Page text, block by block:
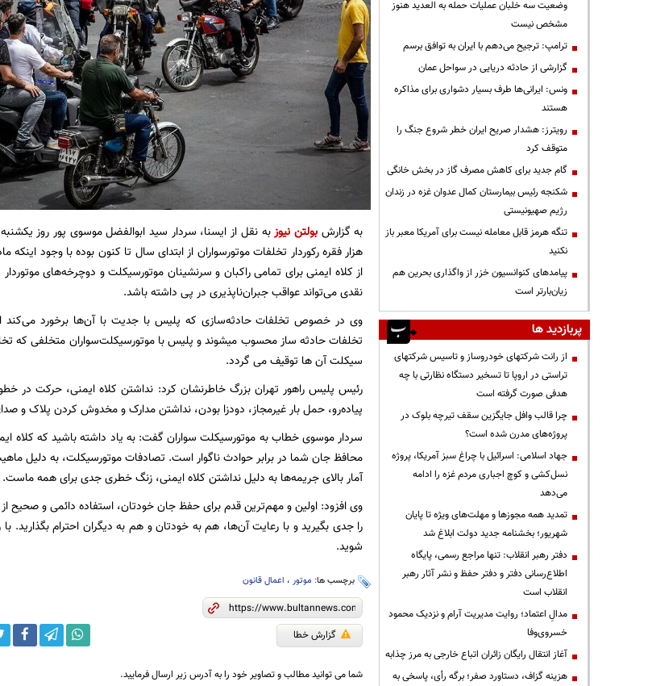
به گزارشبولتن نیوز
از کلاه ایمنی برای تمامی راکبان و سرنشینان موتورسیکلت و دوچرخه‌های
نقدی می‌تواند عواقب جبران‌ناپذیری در پی داشته باشد.
وی در خصوص تخلفات حادثه‌سازی که پلیس با جدیت با آن‌ها برخورد می‌کند
تخلفات حادثه ساز محسوب میشوند و پلیس با موتورسیکلت‌سواران متخلفی که
سیکلت آن ها توقیف می گردد.
رئیس پلیس راهور تهران بزرگ خاطرنشان کرد: نداشتن کلاه ایمنی، حرکت در
پیاده‌رو، حمل بار غیرمجاز، دودزا بودن، نداشتن مدارک و مخدوش کردن پلاک و
سردار موسوی خطاب به موتورسیکلت سواران گفت: به یاد داشته باشید که کلاه
محافظ جان شما در برابر حوادث ناگوار است. تصادفات موتورسیکلت، به دلیل
آمار بالای جریمه‌ها به دلیل نداشتن کلاه ایمنی، زنگ خطری جدی برای همه ماست.
وی افزود: اولین و مهم‌ترین قدم برای حفظ جان خودتان، استفاده دائمی و صحیح از
را جدی بگیرید و با رعایت آن‌ها، هم به خودتان و هم به دیگران احترام بگذارید. با
شوید.
برچسب ها: موتور، اعمال قانون
گزارش خطا
شما می توانید مطالب و تصاویر خود را به آدرس زیر ارسال فرمایید.
وضعیت سه خلبان عملیات حمله به العدید هنوز
مشخص نیست
ترامپ: ترجیح می‌دهم با ایران به توافق برسم
گزارشی از حادثه دریایی در سواحل عمان
ونس: ایرانی‌ها طرف بسیار دشواری برای مذاکره
هستند
رویترز: هشدار صریح ایران خطر شروع جنگ را
متوقف کرد
گام جدید برای کاهش مصرف گاز در بخش خانگی
شکنجه رئیس بیمارستان کمال عدوان غزه در زندان
رژیم صهیونیستی
تنگه هرمز قابل معامله نیست برای آمریکا معبر باز
نکنید
پیامدهای کنوانسیون خزر از واگذاری بحرین هم
زیان‌بارتر است
پربازدید ها
از رانت‌ شرکتهای خودروساز و تاسیس شرکتهای
تراستی در اروپا تا تسخیر دستگاه نظارتی با چه
هدفی صورت گرفته است
چرا قالب وافل جایگزین سقف تیرچه بلوک در
پروژه‌های مدرن شده است؟
جهاد اسلامی: اسرائیل با چراغ سبز آمریکا، پروژه
نسل‌کشی و کوچ اجباری مردم غزه را ادامه
می‌دهد
تمدید همه مجوزها و مهلت‌های ویژه تا پایان
شهریور؛ بخشنامه جدید دولت ابلاغ شد
دفتر رهبر انقلاب: تنها مراجع رسمی، پایگاه
اطلاع‌رسانی دفتر و دفتر حفظ و نشر آثار رهبر
انقلاب است
مدالِ اعتماد؛ روایت مدیریت آرام و نزدیک محمود
خسروی‌وفا
آغاز انتقال رایگان زائران اتباع خارجی به مرز چذابه
هزینه گزاف، دستاورد صفر؛ برگه رأی، پاسخی به